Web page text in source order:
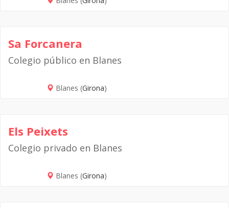
Sa Forcanera
Colegio público en Blanes
Blanes (Girona)
Els Peixets
Colegio privado en Blanes
Blanes (Girona)